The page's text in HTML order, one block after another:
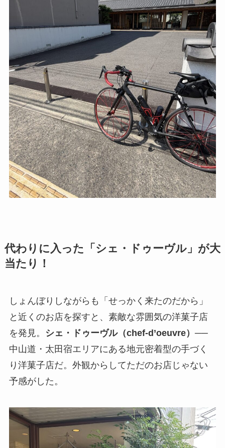
代わりに入った「シェ・ドゥーヴル」が大
当たり！
しょんぼりしながらも「せっかく来たのだから」
と近くのお店を探すと、素敵な雰囲気の洋菓子店
を発見。
シェ・ドゥーヴル（chef-d’oeuvre） ──
中山道・太田宿エリアにある地元密着型の手づく
り洋菓子店だ。外観からしてただのお店じゃない
予感がした。